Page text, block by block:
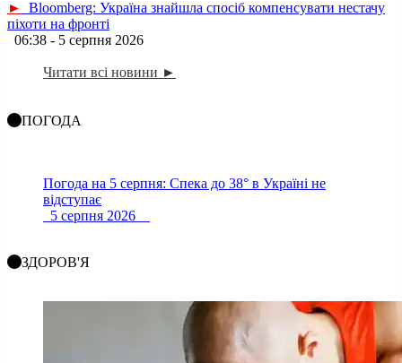
►
Bloomberg: Україна знайшла спосіб компенсувати нестачу
піхоти на фронті
06:38 - 5 серпня 2026
Читати всі новини ►
ПОГОДА
Погода на 5 серпня: Спека до 38° в Україні не
відступає
5 серпня 2026
ЗДОРОВ'Я